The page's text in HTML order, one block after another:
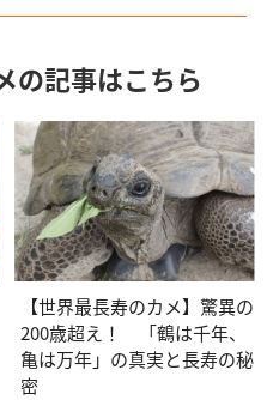
の記事はこちら
【世界最長寿のカメ】驚異の
200歳超え！ 「鶴は千年、
亀は万年」の真実と長寿の秘
密